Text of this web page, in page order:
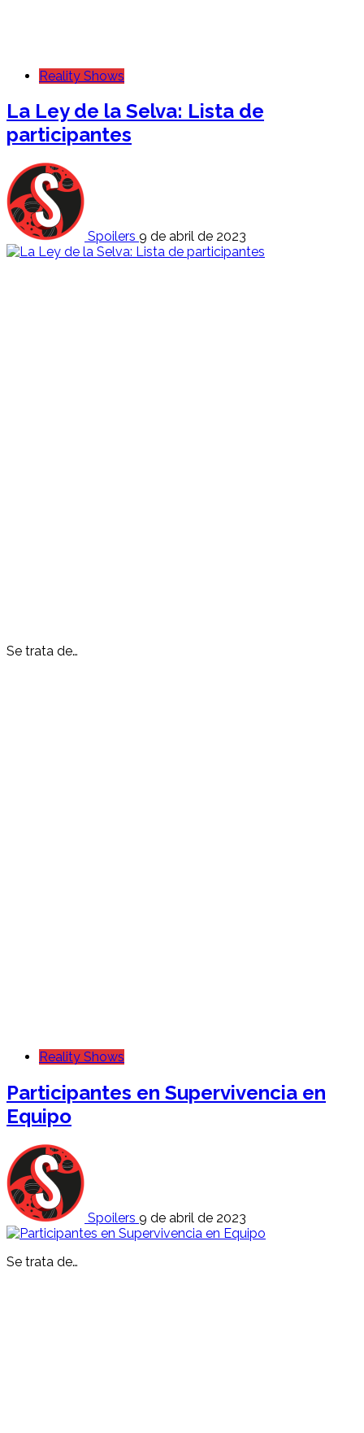
Reality Shows
La Ley de la Selva: Lista de
participantes
Spoilers 9 de abril de 2023
Se trata de…
Reality Shows
Participantes en Supervivencia en
Equipo
Spoilers 9 de abril de 2023
Se trata de…